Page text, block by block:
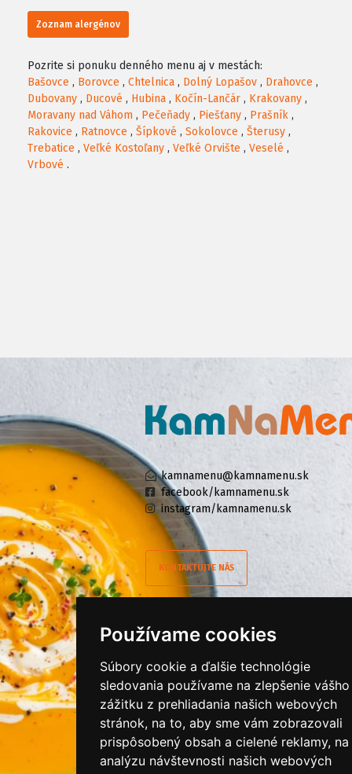
Používame cookies
Súbory cookie a ďalšie technológie
sledovania používame na zlepšenie vášho
zážitku z prehliadania našich webových
stránok, na to, aby sme vám zobrazovali
prispôsobený obsah a cielené reklamy, na
analýzu návštevnosti našich webových
Zoznam alergénov
Pozrite si ponuku denného menu aj v mestách:
Bašovce , Borovce , Chtelnica , Dolný Lopašov , Drahovce ,
Dubovany , Ducové , Hubina , Kočín-Lančár , Krakovany ,
Moravany nad Váhom , Pečeňady , Piešťany , Prašník ,
Rakovice , Ratnovce , Šípkové , Sokolovce , Šterusy ,
Trebatice , Veľké Kostoľany , Veľké Orvište , Veselé ,
Vrbové .
kamnamenu@kamnamenu.sk
facebook/kamnamenu.sk
instagram/kamnamenu.sk
KONTAKTUJTE NÁS
Všeobecné obchodné podmienky
Ochrana osobných údajov
Cookies
Moje KamNaMenu
Pridať reštauráciu